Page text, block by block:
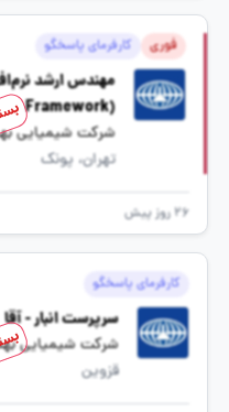
فوری کارفرمای پاسخگو
Framework)
شرکت شیمیایی
تهران، پونک
26 روز پیش
کارفرمای پاسخگو
سرپرست انبار - آقا
شرکت شیمیایی
قزوین